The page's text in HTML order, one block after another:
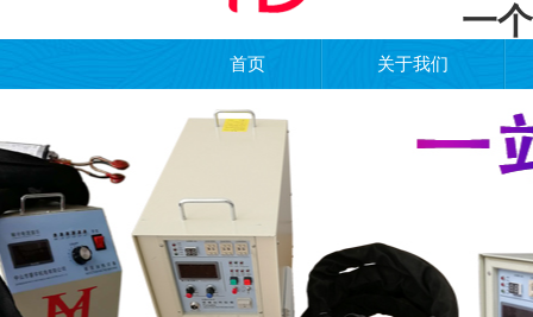
一
首页 关于我们